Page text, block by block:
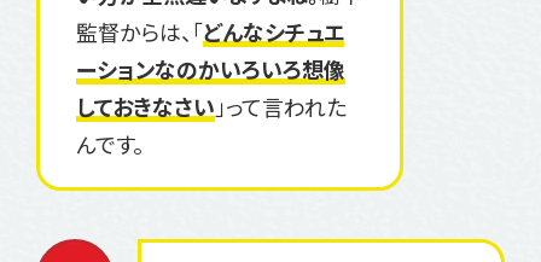
監督からは、「どんなシチュエ
ーションなのかいろいろ想像
しておきなさい」って言われた
んです。